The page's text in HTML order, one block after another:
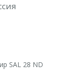
SAL 28 ND